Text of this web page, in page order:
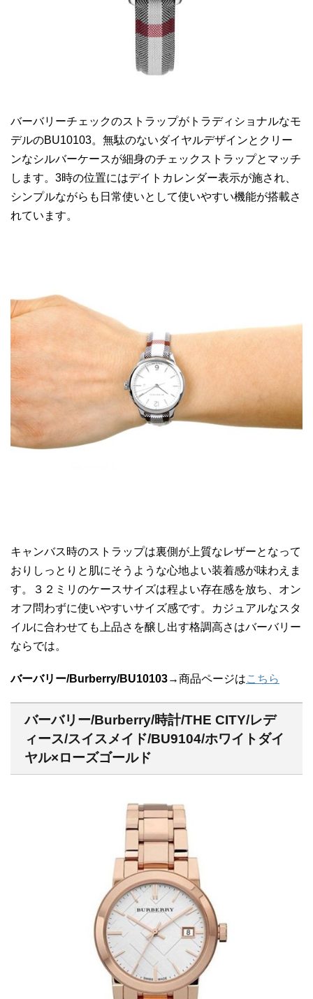
バーバリーチェックのストラップがトラディショナルなモ
デルのBU10103。無駄のないダイヤルデザインとクリー
ンなシルバーケースが細身のチェックストラップとマッチ
します。3時の位置にはデイトカレンダー表示が施され、
シンプルながらも日常使いとして使いやすい機能が搭載さ
れています。
キャンバス時のストラップは裏側が上質なレザーとなって
おりしっとりと肌にそうような心地よい装着感が味わえま
す。３２ミリのケースサイズは程よい存在感を放ち、オン
オフ問わずに使いやすいサイズ感です。カジュアルなスタ
イルに合わせても上品さを醸し出す格調高さはバーバリー
ならでは。
バーバリー/Burberry/BU10103→商品ページはこちら
バーバリー/Burberry/時計/THE CITY/レデ
ィース/スイスメイド/BU9104/ホワイトダイ
ヤル×ローズゴールド